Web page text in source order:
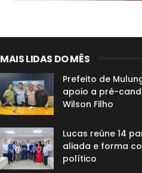
MAIS LIDAS DO MÊS
Prefeito de
apoio a pré-
Wilson Filho
Lucas reúne 14
aliada e forma
político